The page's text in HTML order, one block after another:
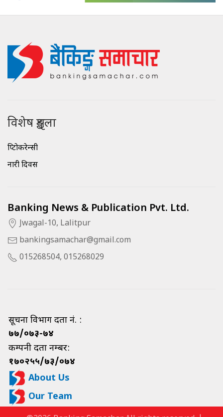
विशेष शृङ्खला
क्रिप्टोकरेन्सी
नारी दिवस
Banking News & Publication Pvt. Ltd.
Jwagal-10, Lalitpur
bankingsamachar@gmail.com
015268504, 015268029
सूचना विभाग दर्ता नं. :
७७/०७३-७४
कम्पनी दर्ता नम्बर:
१७०२५५/७३/०७४
About Us
Our Team